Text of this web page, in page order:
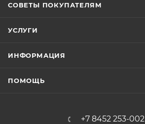
СОВЕТЫ ПОКУПАТЕЛЯМ
УСЛУГИ
ИНФОРМАЦИЯ
ПОМОЩЬ
+7 8452 253-002